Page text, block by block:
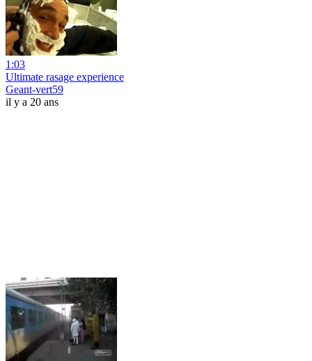
1:03
Ultimate rasage experience
Geant-vert59
il y a 20 ans